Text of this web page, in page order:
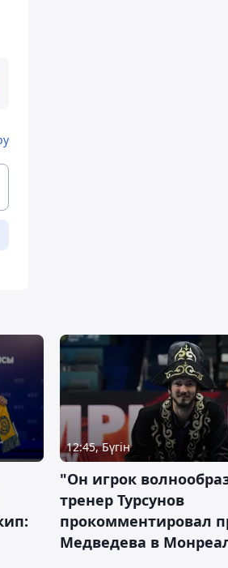
12:45, Бүгін
"Он игрок
тренер Турсунов
прокомментировал
Медведева в